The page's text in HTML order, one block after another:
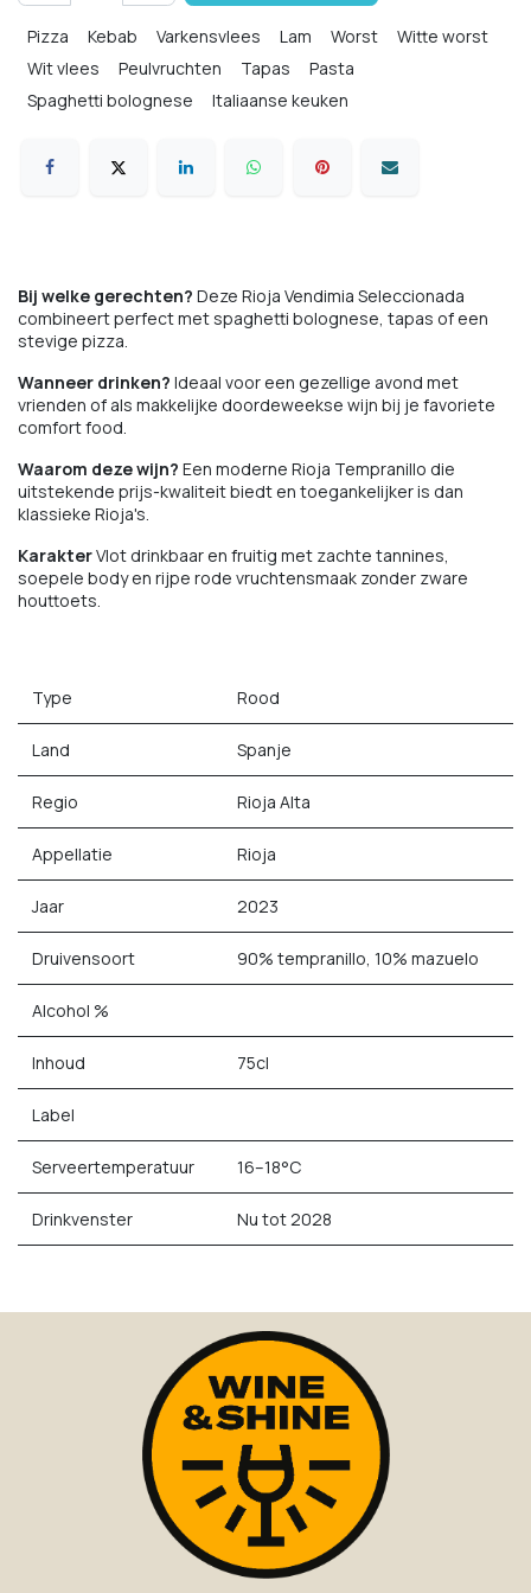
Pizza Kebab Varkensvlees Lam Worst
Witte worst
Wit vlees
Peulvruchten Tapas
Pasta
Spaghetti bolognese
Italiaanse keuken
Bij welke gerechten? Deze Rioja Vendimia Seleccionada
combineert perfect met spaghetti bolognese, tapas of een
stevige pizza.
Wanneer drinken? Ideaal voor een gezellige avond met
vrienden of als makkelijke doordeweekse wijn bij je favoriete
comfort food.
Waarom deze wijn? Een moderne Rioja Tempranillo die
uitstekende prijs-kwaliteit biedt en toegankelijker is dan
klassieke Rioja's.
KarakterVlot drinkbaar en fruitig met zachte tannines,
soepele body en rijpe rode vruchtensmaak zonder zware
houttoets.
Type Rood
Land Spanje
Regio Rioja Alta
Appellatie Rioja
Jaar 2023
Druivensoort 90% tempranillo, 10% mazuelo
Alcohol %
Inhoud 75cl
Label
Serveertemperatuur 16–18°C
Drinkvenster Nu tot 2028